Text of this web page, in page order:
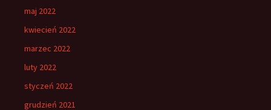
maj 2022
kwiecień 2022
marzec 2022
luty 2022
styczeń 2022
grudzień 2021